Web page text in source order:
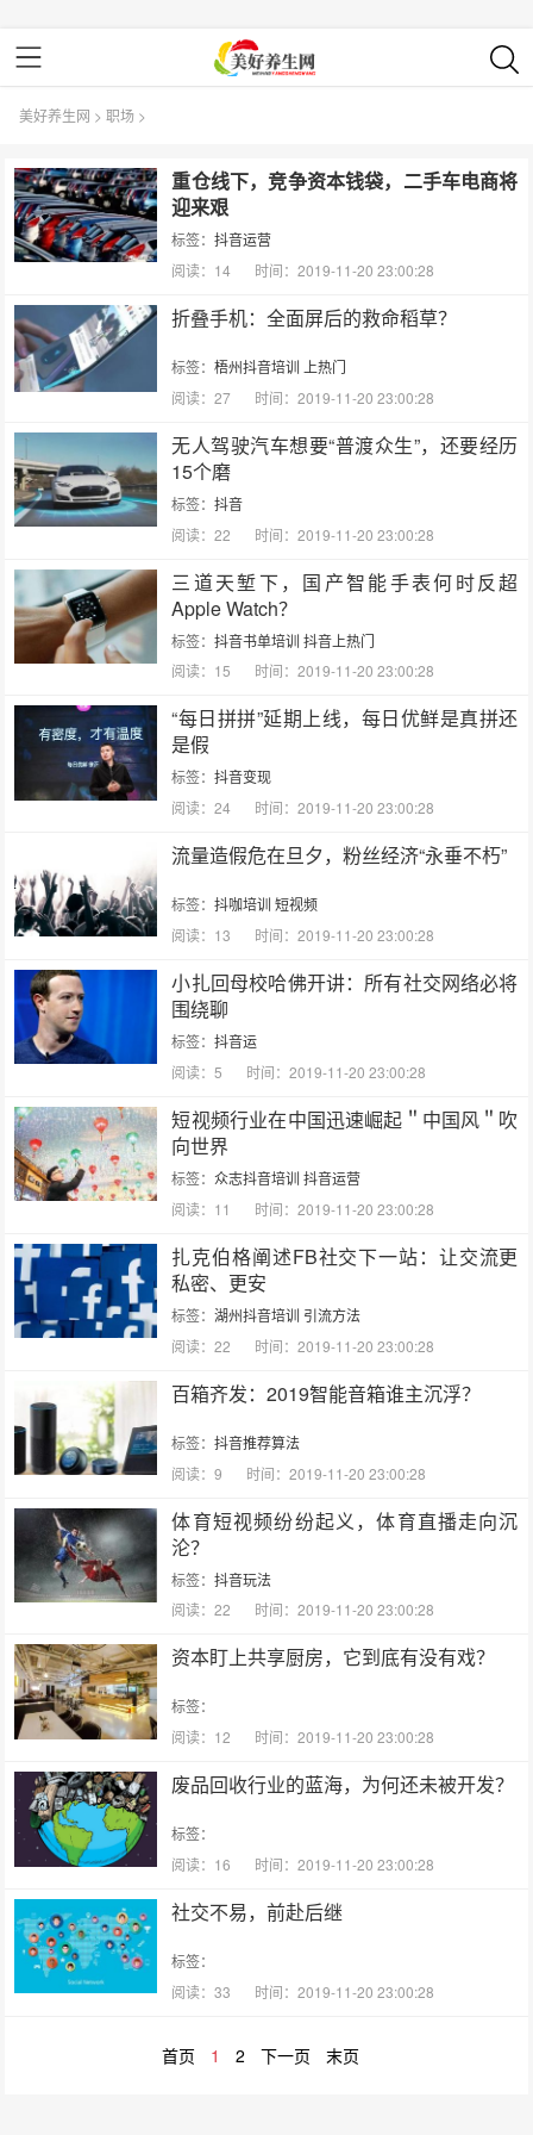
美好养生网 >职场 >
重仓线下，竞争资本钱袋，二手车电商将
迎来艰
标签：抖音运营
阅读：14
时间：2019-11-20 23:00:28
折叠手机：全面屏后的救命稻草？
标签：梧州抖音培训 上热门
阅读：27
时间：2019-11-20 23:00:28
无人驾驶汽车想要“普渡众生”，还要经历
15个磨
标签：抖音
阅读：22
时间：2019-11-20 23:00:28
三道天堑下，国产智能手表何时反超
Apple Watch？
标签：抖音书单培训 抖音上热门
阅读：15
时间：2019-11-20 23:00:28
“每日拼拼”延期上线，每日优鲜是真拼还
是假
标签：抖音变现
阅读：24
时间：2019-11-20 23:00:28
流量造假危在旦夕，粉丝经济“永垂不朽”
标签：抖咖培训 短视频
阅读：13
时间：2019-11-20 23:00:28
小扎回母校哈佛开讲：所有社交网络必将
围绕聊
标签：抖音运
阅读：5
时间：2019-11-20 23:00:28
短视频行业在中国迅速崛起＂中国风＂吹
向世界
标签：众志抖音培训 抖音运营
阅读：11
时间：2019-11-20 23:00:28
扎克伯格阐述FB社交下一站：让交流更
私密、更安
标签：湖州抖音培训 引流方法
阅读：22
时间：2019-11-20 23:00:28
百箱齐发：2019智能音箱谁主沉浮？
标签：抖音推荐算法
阅读：9
时间：2019-11-20 23:00:28
体育短视频纷纷起义，体育直播走向沉
沦？
标签：抖音玩法
阅读：22
时间：2019-11-20 23:00:28
资本盯上共享厨房，它到底有没有戏？
标签：
阅读：12
时间：2019-11-20 23:00:28
废品回收行业的蓝海，为何还未被开发？
标签：
阅读：16
时间：2019-11-20 23:00:28
社交不易，前赴后继
标签：
阅读：33
时间：2019-11-20 23:00:28
首页 1 2 下一页 末页